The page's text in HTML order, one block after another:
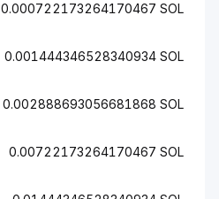
0.000722173264170467 SOL
0.001444346528340934 SOL
0.002888693056681868 SOL
0.00722173264170467 SOL